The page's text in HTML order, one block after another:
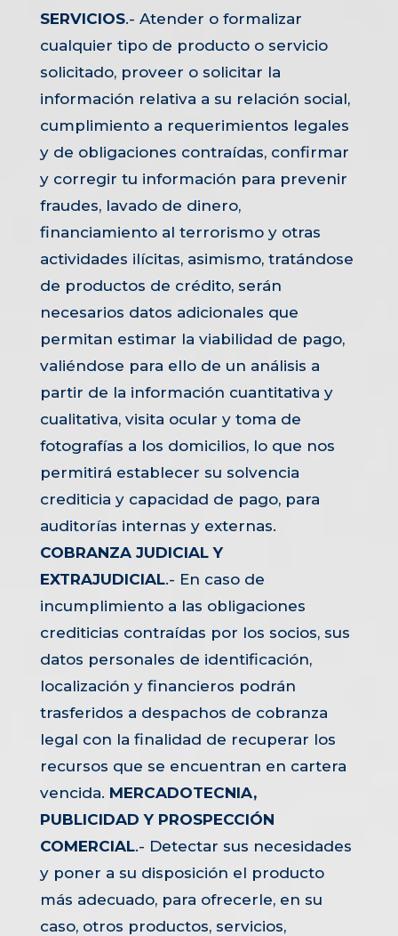
SERVICIOS.- Atender o formalizar
cualquier tipo de producto o servicio
solicitado, proveer o solicitar la
información relativa a su relación social,
cumplimiento a requerimientos legales
y de obligaciones contraídas, confirmar
y corregir tu información para prevenir
fraudes, lavado de dinero,
financiamiento al terrorismo y otras
actividades ilícitas, asimismo, tratándose
de productos de crédito, serán
necesarios datos adicionales que
permitan estimar la viabilidad de pago,
valiéndose para ello de un análisis a
partir de la información cuantitativa y
cualitativa, visita ocular y toma de
fotografías a los domicilios, lo que nos
permitirá establecer su solvencia
crediticia y capacidad de pago, para
auditorías internas y externas.
COBRANZA JUDICIAL Y
EXTRAJUDICIAL.- En caso de
incumplimiento a las obligaciones
crediticias contraídas por los socios, sus
datos personales de identificación,
localización y financieros podrán
trasferidos a despachos de cobranza
legal con la finalidad de recuperar los
recursos que se encuentran en cartera
vencida. MERCADOTECNIA,
PUBLICIDAD Y PROSPECCIÓN
COMERCIAL.- Detectar sus necesidades
y poner a su disposición el producto
más adecuado, para ofrecerle, en su
caso, otros productos, servicios,